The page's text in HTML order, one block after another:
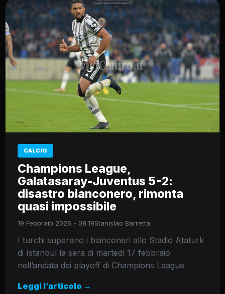
CALCIO
Champions League,
Galatasaray-Juventus 5-2:
disastro bianconero, rimonta
quasi impossibile
19 Febbraio 2026 - 08:19Stanislao Barretta
I turchi superano i bianconeri allo Stadio Ataturk
di Istanbul la sera di martedì 17 febbraio
nell’andata dei playoff di Champions League
Leggi l’articolo →